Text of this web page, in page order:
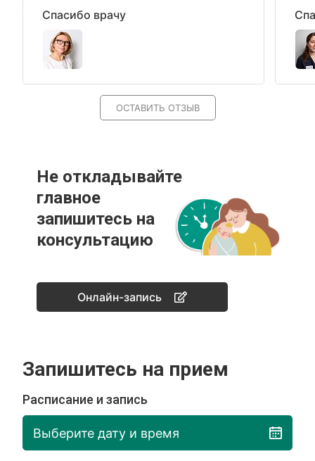
Спасибо врачу
ОСТАВИТЬ ОТЗЫВ
Не откладывайте
главное
запишитесь на
консультацию
Онлайн-запись
Запишитесь на прием
Расписание и запись
Выберите дату и время